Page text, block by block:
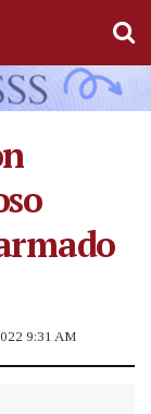
9:31 AM